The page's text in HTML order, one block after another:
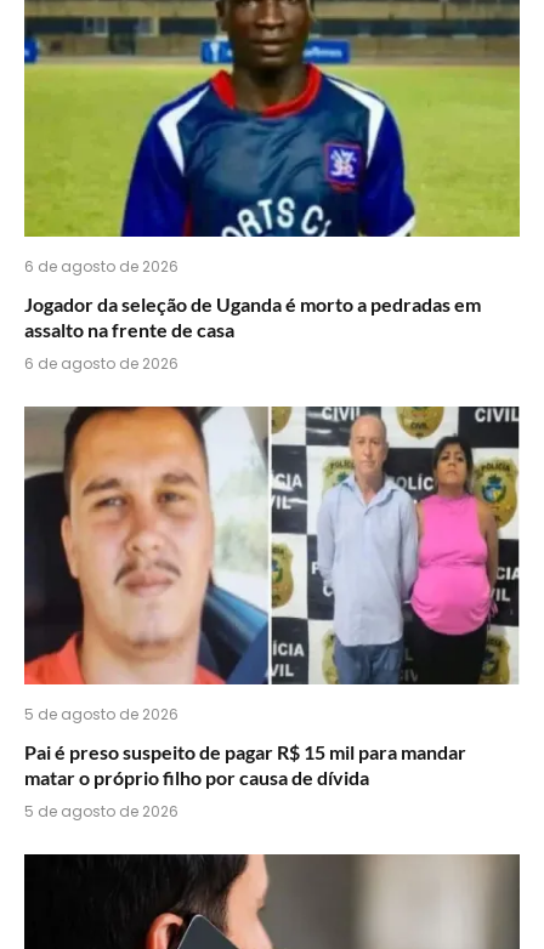
WhatsApp?
6 de agosto de 2026
Jogador da seleção de Uganda é morto a pedradas em
assalto na frente de casa
6 de agosto de 2026
5 de agosto de 2026
Pai é preso suspeito de pagar R$ 15 mil para mandar
matar o próprio filho por causa de dívida
5 de agosto de 2026